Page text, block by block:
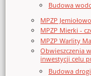
Budowa
MPZP
MPZP Mierki -
MPZP Warlity
Obwieszczenia
inwestycji celu
Budowa